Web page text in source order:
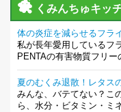
くみんちゅキッ
体の炎症を減らせるフラ
私が長年愛用しているフ
PENTAの有害物質フリ
夏のむくみ退散！レタス
みんな、バテてない？こ
ら、水分・ビタミン・ミ